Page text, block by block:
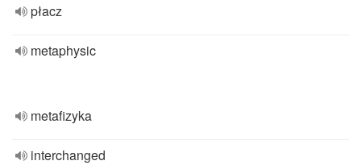
płacz
metaphysic
metafizyka
interchanged